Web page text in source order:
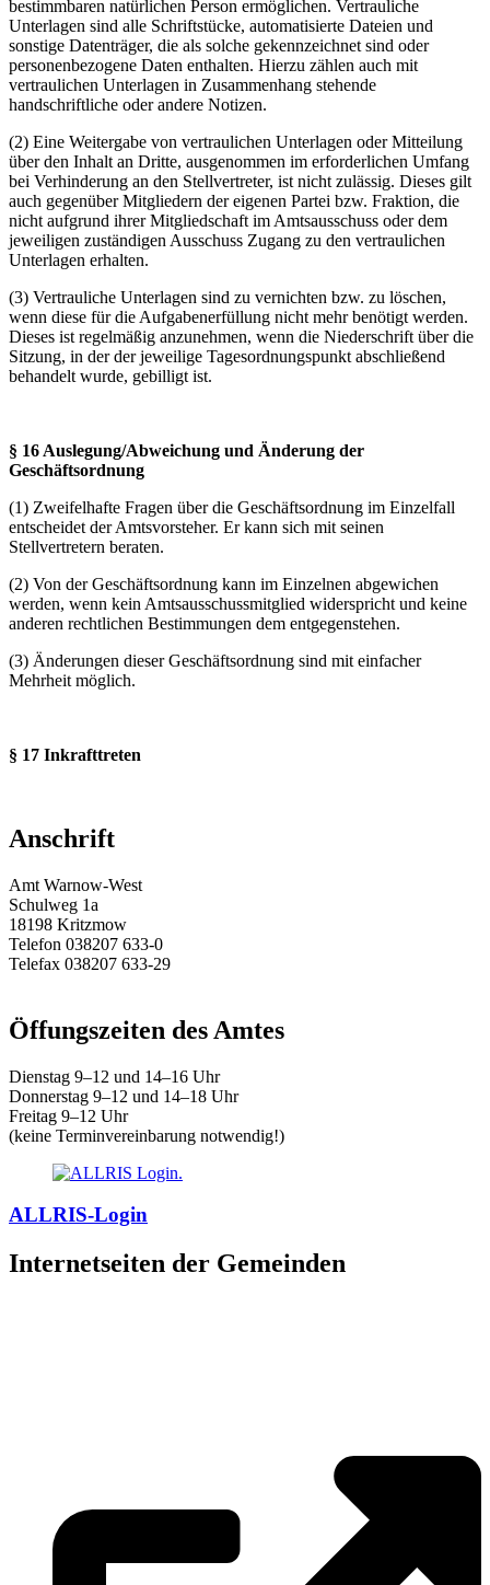
bestimmbaren natürlichen Person ermöglichen. Vertrauliche
Unterlagen sind alle Schriftstücke, automatisierte Dateien und
sonstige Datenträger, die als solche gekennzeichnet sind oder
personenbezogene Daten enthalten. Hierzu zählen auch mit
vertraulichen Unterlagen in Zusammenhang stehende
handschriftliche oder andere Notizen.
(2) Eine Weitergabe von vertraulichen Unterlagen oder Mitteilung
über den Inhalt an Dritte, ausgenommen im erforderlichen Umfang
bei Verhinderung an den Stellvertreter, ist nicht zulässig. Dieses gilt
auch gegenüber Mitgliedern der eigenen Partei bzw. Fraktion, die
nicht aufgrund ihrer Mitgliedschaft im Amtsausschuss oder dem
jeweiligen zuständigen Ausschuss Zugang zu den vertraulichen
Unterlagen erhalten.
(3) Vertrauliche Unterlagen sind zu vernichten bzw. zu löschen,
wenn diese für die Aufgabenerfüllung nicht mehr benötigt werden.
Dieses ist regelmäßig anzunehmen, wenn die Niederschrift über die
Sitzung, in der der jeweilige Tagesordnungspunkt abschließend
behandelt wurde, gebilligt ist.
§ 16 Auslegung/Abweichung und Änderung der
Geschäftsordnung
(1) Zweifelhafte Fragen über die Geschäftsordnung im Einzelfall
entscheidet der Amtsvorsteher. Er kann sich mit seinen
Stellvertretern beraten.
(2) Von der Geschäftsordnung kann im Einzelnen abgewichen
werden, wenn kein Amtsausschussmitglied widerspricht und keine
anderen rechtlichen Bestimmungen dem entgegenstehen.
(3) Änderungen dieser Geschäftsordnung sind mit einfacher
Mehrheit möglich.
§ 17 Inkrafttreten
Anschrift
Amt Warnow-West
Schulweg 1a
18198 Kritzmow
Telefon 038207 633-0
Telefax 038207 633-29
Öffungszeiten des Amtes
Dienstag 9–12 und 14–16 Uhr
Donnerstag 9–12 und 14–18 Uhr
Freitag 9–12 Uhr
(keine Terminvereinbarung notwendig!)
ALLRIS-Login
Internetseiten der Gemeinden